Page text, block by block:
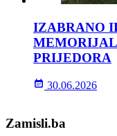
IZABRANO
PRIJEDORA
30.06.2026
Zamisli.ba